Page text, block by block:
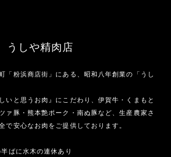
うしや精肉店
「粉浜商店街」にある、昭和八年創業の「うし
いと思うお肉』にこだわり、伊賀牛・くまもと
ァ豚・熊本艶ポーク・南ぬ豚など、生産農家さ
で安心なお肉をご提供しております。
ばに水木の連休あり